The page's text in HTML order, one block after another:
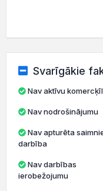
Svarīgākie
Nav aktīvu
Nav nodrošinājumu
darbība
ierobežojumu